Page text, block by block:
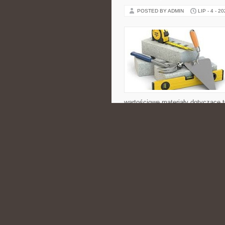
POSTED BY ADMIN LIP - 4 -
wartościowe materiały